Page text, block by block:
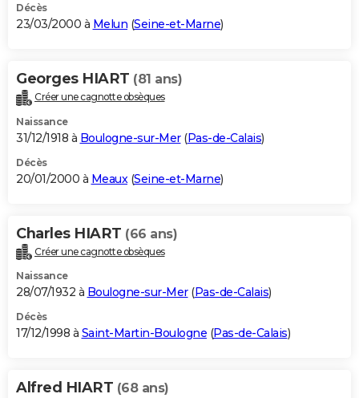
Décès
23/03/2000 à Melun (Seine-et-Marne)
Georges HIART (81 ans)
Créer une cagnotte obsèques
Naissance
31/12/1918 à Boulogne-sur-Mer(Pas-de-Calais)
Décès
20/01/2000 à Meaux (Seine-et-Marne)
Charles HIART (66 ans)
Créer une cagnotte obsèques
Naissance
28/07/1932 à Boulogne-sur-Mer(Pas-de-Calais)
Décès
17/12/1998 à Saint-Martin-Boulogne (Pas-de-Calais)
Alfred HIART (68 ans)